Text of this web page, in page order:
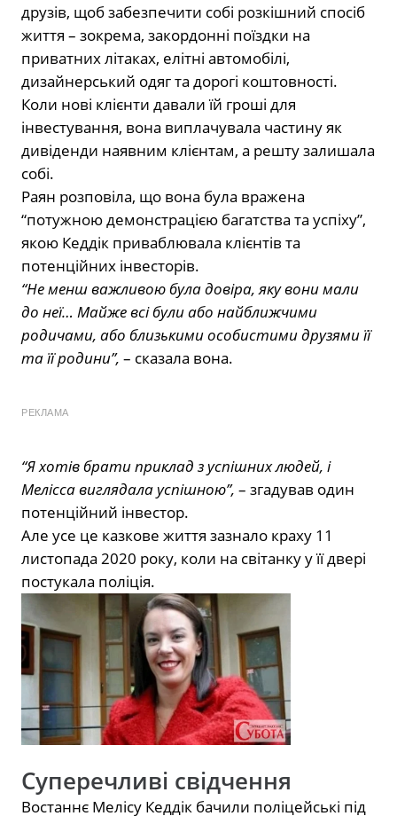
друзів, щоб забезпечити собі розкішний спосіб
життя – зокрема, закордонні поїздки на
приватних літаках, елітні автомобілі,
дизайнерський одяг та дорогі коштовності.
Коли нові клієнти давали їй гроші для
інвестування, вона виплачувала частину як
дивіденди наявним клієнтам, а решту залишала
собі.
Раян розповіла, що вона була вражена
“потужною демонстрацією багатства та успіху”,
якою Кеддік приваблювала клієнтів та
потенційних інвесторів.
“Не менш важливою була довіра, яку вони мали
до неї… Майже всі були або найближчими
родичами, або близькими особистими друзями її
та її родини”, – сказала вона.
РЕКЛАМА
“Я хотів брати приклад з успішних людей, і
Мелісса виглядала успішною”, – згадував один
потенційний інвестор.
Але усе це казкове життя зазнало краху 11
листопада 2020 року, коли на світанку у її двері
постукала поліція.
Суперечливі свідчення
Востаннє Мелісу Кеддік бачили поліцейські під